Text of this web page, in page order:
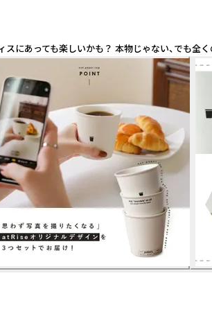
あっても楽しいかも？ 本物じゃない、でも全